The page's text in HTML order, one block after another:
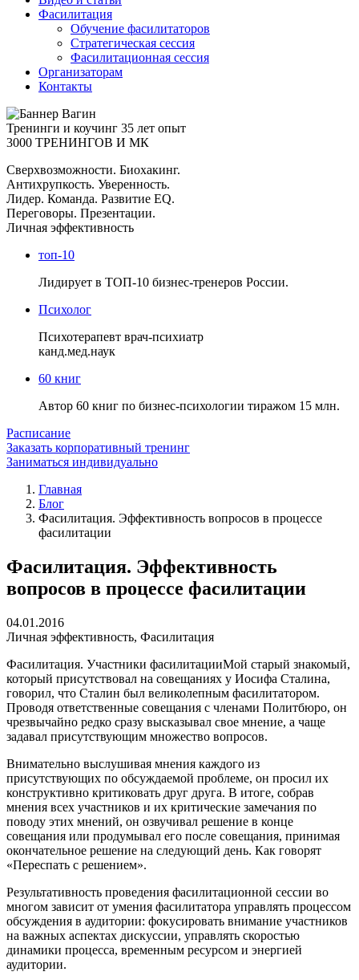
Фасилитация
Обучение фасилитаторов
Стратегическая сессия
Фасилитационная сессия
Организаторам
Контакты
Тренинги и коучинг 35 лет опыт
3000 ТРЕНИНГОВ И МК
Сверхвозможности. Биохакинг.
Антихрупкость. Уверенность.
Лидер. Команда. Развитие EQ.
Переговоры. Презентации.
Личная эффективность
топ-10
Лидирует в ТОП-10 бизнес-тренеров России.
Психолог
Психотерапевт врач-психиатр
канд.мед.наук
60 книг
Автор 60 книг по бизнес-психологии тиражом 15 млн.
Расписание
Заказать корпоративный тренинг
Заниматься индивидуально
Главная
Блог
Фасилитация. Эффективность вопросов в процессе
фасилитации
Фасилитация. Эффективность
вопросов в процессе фасилитации
04.01.2016
Личная эффективность, Фасилитация
Фасилитация. Участники фасилитацииМой старый знакомый,
который присутствовал на совещаниях у Иосифа Сталина,
говорил, что Сталин был великолепным фасилитатором.
Проводя ответственные совещания с членами Политбюро, он
чрезвычайно редко сразу высказывал свое мнение, а чаще
задавал присутствующим множество вопросов.
Внимательно выслушивая мнения каждого из
присутствующих по обсуждаемой проблеме, он просил их
конструктивно критиковать друг друга. В итоге, собрав
мнения всех участников и их критические замечания по
поводу этих мнений, он озвучивал решение в конце
совещания или продумывал его после совещания, принимая
окончательное решение на следующий день. Как говорят
«Переспать с решением».
Результативность проведения фасилитационной сессии во
многом зависит от умения фасилитатора управлять процессом
обсуждения в аудитории: фокусировать внимание участников
на важных аспектах дискуссии, управлять скоростью
динамики процесса, временным ресурсом и энергией
аудитории.